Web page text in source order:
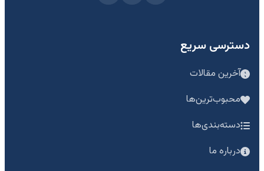
دسترسی سریع
آخرین مقالات
محبوب‌ترین‌ها
دسته‌بندی‌ها
درباره ما